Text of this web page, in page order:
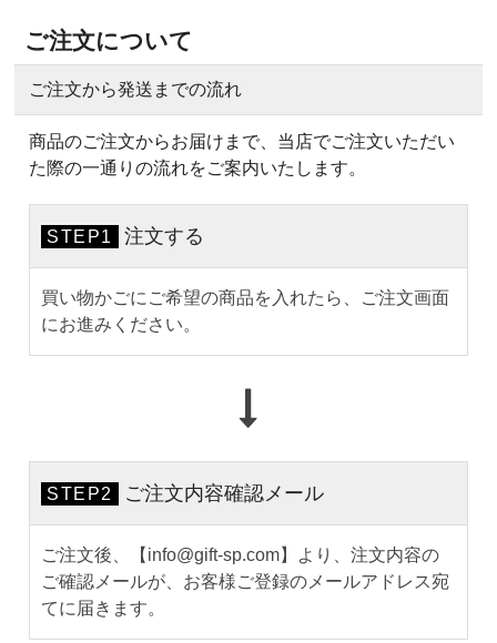
ご注文について
ご注文から発送までの流れ
商品のご注文からお届けまで、当店でご注文いただい
た際の一通りの流れをご案内いたします。
STEP1 注文する
買い物かごにご希望の商品を入れたら、ご注文画面
にお進みください。
STEP2 ご注文内容確認メール
ご注文後、【info@gift-sp.com】より、注文内容の
ご確認メールが、お客様ご登録のメールアドレス宛
てに届きます。